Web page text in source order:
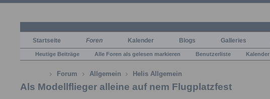
Startseite Foren Kalender Blogs Galleries
Heutige Beiträge Alle Foren als gelesen markieren Benutzerliste Kalender
Forum Allgemein Helis Allgemein
Als Modellflieger alleine auf nem Flugplatzfest